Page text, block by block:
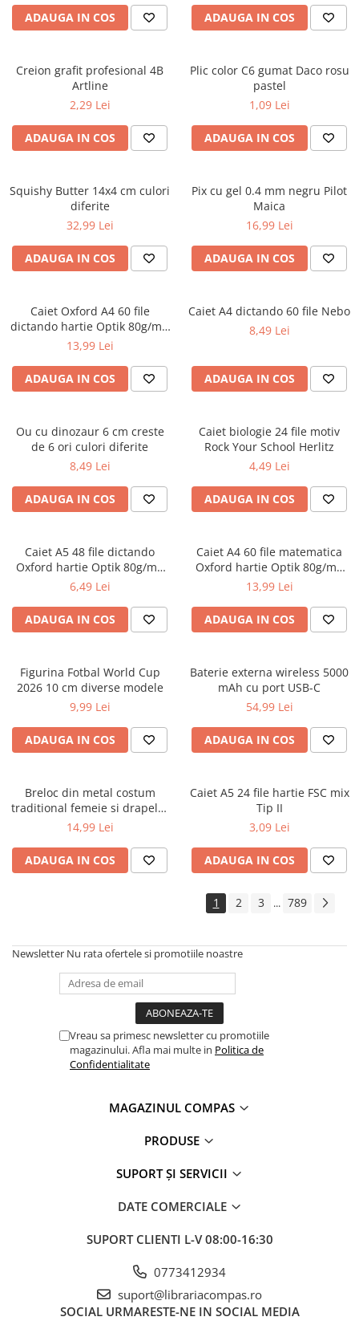
Caiete foi veline
Vocabulare
Blocuri de desen școlare
Hârtie pentru lucru manual
Accesorii geometrie și matematică
Rigle și Echere
Compasuri
Truse geometrie
Socotitori și bețisoare pentru
numărat
Ghiozdane și rucsacuri
Rucsacuri școlare și casual
Ghiozdane pentru grădinită
Penare
Penare neechipate
Penare tip etui
Acuarele și pensule școlare
Acuarele școlare și Tempera
Pensule școlare
Cărți
Cărți pentru copii
Cărți ilustrate și interactive
Materiale educaționale
Benzi desenate
Hobby și activități pentru copii
Educație și carte școlară
Culegeri și materiale auxiliare
Caiete de vacanță
Bibliografie școlară
Bibliografie didactică
Dicționare și gramatici
Romane și literatură
Clasici români și universali
Thriller și mister
Young adult
Dezvoltare personală și non-
Psihologie și dezvoltare personală
Parenting și educație
Sănătate și stil de viață
ADAUGA IN COS ADAUGA IN COS
Creion grafit profesional 4B
Artline
2,29 Lei
ADAUGA IN COS
Plic color C6 gumat Daco rosu
pastel
1,09 Lei
ADAUGA IN COS
Squishy Butter 14x4 cm culori
diferite
32,99 Lei
ADAUGA IN COS
Pix cu gel 0.4 mm negru Pilot
Maica
16,99 Lei
ADAUGA IN COS
Caiet Oxford A4 60 file
dictando hartie Optik 80g/mp
Touch Pastel
13,99 Lei
ADAUGA IN COS
Caiet A4 dictando 60 file Nebo
8,49 Lei
ADAUGA IN COS
Ou cu dinozaur 6 cm creste
de 6 ori culori diferite
8,49 Lei
ADAUGA IN COS
Caiet biologie 24 file motiv
Rock Your School Herlitz
4,49 Lei
ADAUGA IN COS
Caiet A5 48 file dictando
Oxford hartie Optik 80g/mp
diverse culori
6,49 Lei
ADAUGA IN COS
Caiet A4 60 file matematica
Oxford hartie Optik 80g/mp
motiv Touch Pastel
13,99 Lei
ADAUGA IN COS
Figurina Fotbal World Cup
2026 10 cm diverse modele
9,99 Lei
ADAUGA IN COS
Baterie externa wireless 5000
mAh cu port USB-C
54,99 Lei
ADAUGA IN COS
Breloc din metal costum
traditional femeie si drapelul
Romaniei 9 cm
14,99 Lei
ADAUGA IN COS
Caiet A5 24 file hartie FSC mix
Tip II
3,09 Lei
ADAUGA IN COS
1 2 3 ... 789
Newsletter Nu rata ofertele si promotiile noastre
Vreau sa primesc newsletter cu promotiile
magazinului. Afla mai multe in Politica de
Confidentialitate
MAGAZINUL COMPAS
PRODUSE
SUPORT ȘI SERVICII
DATE COMERCIALE
SUPORT CLIENTI L-V 08:00-16:30
0773412934
suport@librariacompas.ro
SOCIAL URMARESTE-NE IN SOCIAL MEDIA